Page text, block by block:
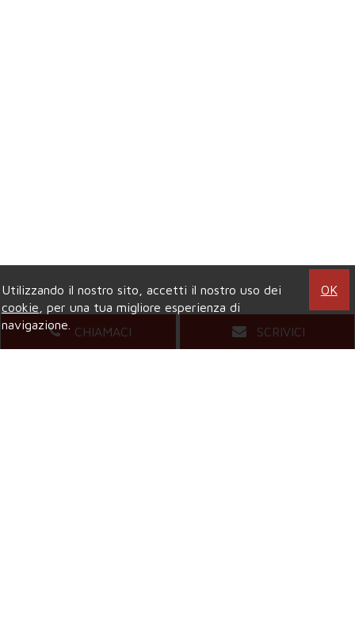
CHIAMACI SCRIVICI
Utilizzando il nostro sito, accetti il nostro uso dei
cookie , per una tua migliore esperienza di
navigazione.
OK